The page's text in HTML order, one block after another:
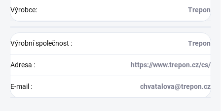
Výrobce: Trepon
Výrobní společnost : Trepon
Adresa : https://www.trepon.cz/cs/
E-mail : chvatalova@trepon.cz